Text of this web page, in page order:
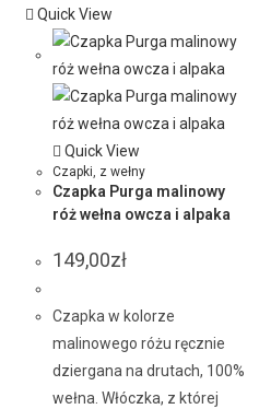
Quick View
Quick View
Czapki, z wełny
Czapka Purga malinowy
róż wełna owcza i alpaka
149,00zł
Czapka w kolorze
malinowego różu ręcznie
dziergana na drutach, 100%
wełna. Włóczka, z której